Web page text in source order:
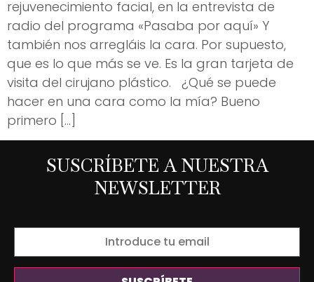
rejuvenecimiento facial, en la entrevista de
radio del programa «Pasaba por aquí» Y
también nos arregláis la cara. Por supuesto,
que es lo que más se ve. Es la gran tarjeta de
visita del cirujano plástico. ¿Qué se puede
hacer en una cara como la mía? Bueno
primero […]
SUSCRÍBETE A NUESTRA
NEWSLETTER